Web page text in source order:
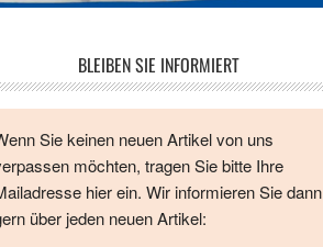
BLEIBEN SIE INFORMIERT
Sie keinen neuen Artikel von uns
möchten, tragen Sie bitte Ihre
hier ein. Wir informieren Sie dann
über jeden neuen Artikel: